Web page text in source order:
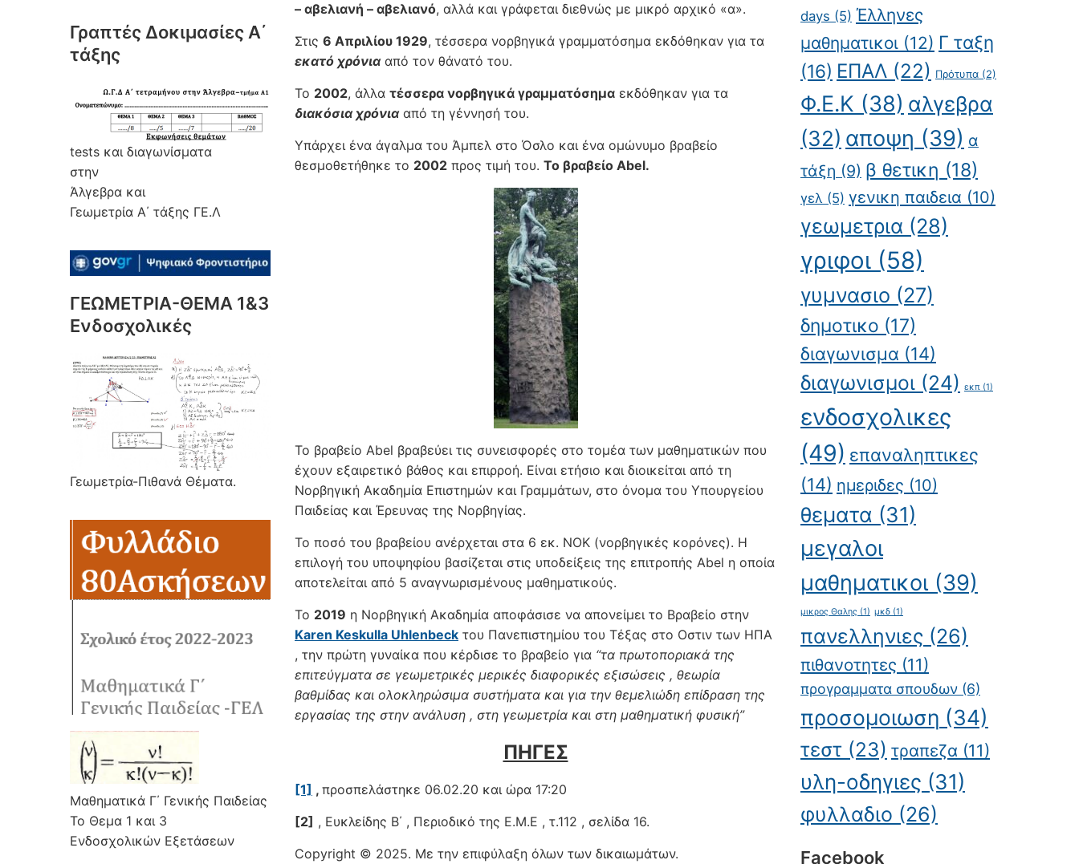
Γραπτές Δοκιμασίες Α΄
τάξης
tests και διαγωνίσματα
στην
Άλγεβρα και
Γεωμετρία Α΄ τάξης ΓΕ.Λ
ΓΕΩΜΕΤΡΙΑ-ΘΕΜΑ 1&3
Ενδοσχολικές
Γεωμετρία-Πιθανά Θέματα.
Μαθηματικά Γ΄ Γενικής Παιδείας
Το Θεμα 1 και 3
Ενδοσχολικών Εξετάσεων
– αβελιανή – αβελιανό, αλλά και γράφεται διεθνώς με μικρό αρχικό «α».
Στις 6 Απριλίου 1929, τέσσερα νορβηγικά γραμματόσημα εκδόθηκαν για τα
εκατό χρόνιααπό τον θάνατό του.
Το 2002, άλλα τέσσερα νορβηγικά γραμματόσημα εκδόθηκαν για τα
διακόσια χρόνιααπό τη γέννησή του.
Υπάρχει ένα άγαλμα του Άμπελ στο Όσλο και ένα ομώνυμο βραβείο
θεσμοθετήθηκε το 2002 προς τιμή του. Το βραβείο Abel.
Το βραβείο Abel βραβεύει τις συνεισφορές στο τομέα των μαθηματικών που
έχουν εξαιρετικό βάθος και επιρροή. Είναι ετήσιο και διοικείται από τη
Νορβηγική Ακαδημία Επιστημών και Γραμμάτων, στο όνομα του Υπουργείου
Παιδείας και Έρευνας της Νορβηγίας.
Το ποσό του βραβείου ανέρχεται στα 6 εκ. ΝΟΚ (νορβηγικές κορόνες). Η
επιλογή του υποψηφίου βασίζεται στις υποδείξεις της επιτροπής Abel η οποία
αποτελείται από 5 αναγνωρισμένους μαθηματικούς.
Το 2019 η Νορβηγική Ακαδημία αποφάσισε να απονείμει το Βραβείο στην
Karen Keskulla Uhlenbeck του Πανεπιστημίου του Τέξας στο Οστιν των ΗΠΑ
, την πρώτη γυναίκα που κέρδισε το βραβείο για “τα πρωτοποριακά της
επιτεύγματα σε γεωμετρικές μερικές διαφορικές εξισώσεις , θεωρία
βαθμίδας και ολοκληρώσιμα συστήματα και για την θεμελιώδη επίδραση της
εργασίας της στην ανάλυση , στη γεωμετρία και στη μαθηματική φυσική”
ΠΗΓΕΣ
[1] , προσπελάστηκε 06.02.20 και ώρα 17:20
[2] , Ευκλείδης Β΄ , Περιοδικό της Ε.Μ.Ε , τ.112 , σελίδα 16.
Copyright © 2025. Με την επιφύλαξη όλων των δικαιωμάτων.
days (5) Έλληνες
μαθηματικοι (12) Γ ταξη
(16) ΕΠΑΛ (22) Πρότυπα (2)
Φ.Ε.Κ (38) αλγεβρα
(32) αποψη (39) α
τάξη (9) β θετικη (18)
γελ (5) γενικη παιδεια (10)
γεωμετρια (28)
γριφοι (58)
γυμνασιο (27)
δημοτικο (17)
διαγωνισμα (14)
διαγωνισμοι (24) εκπ (1)
ενδοσχολικες
(49) επαναληπτικες
(14) ημεριδες (10)
θεματα (31)
μεγαλοι
μαθηματικοι (39)
μικρος Θαλης (1) μκδ (1)
πανελληνιες (26)
πιθανοτητες (11)
προγραμματα σπουδων (6)
προσομοιωση (34)
τεστ (23) τραπεζα (11)
υλη-οδηγιες (31)
φυλλαδιο (26)
Facebook